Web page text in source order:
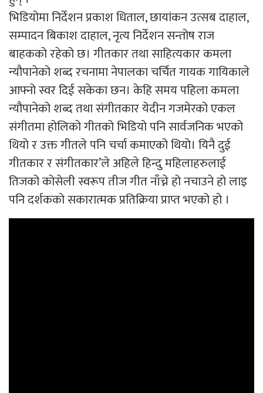
भिडियोमा निर्देशन प्रकाश धिताल, छायांकन उत्सब दाहाल,
सम्पादन बिकाश दाहाल, नृत्य निर्देशन सन्तोष राज
बाहकको रहेको छ। गीतकार तथा साहित्यकार कमला
न्यौपानेको शब्द रचनामा नेपालका चर्चित गायक गायिकाले
आफ्नो स्वर दिई सकेका छन। केहि समय पहिला कमला
न्यौपानेको शब्द तथा संगीतकार येदीन गजमेरको एकल
संगीतमा होलिको गीतको भिडियो पनि सार्वजनिक भएको
थियो र उक्त गीतले पनि चर्चा कमाएको थियो। यिनै दुई
गीतकार र संगीतकार’ले अहिले हिन्दु महिलाहरुलाई
तिजको कोसेली स्वरूप तीज गीत नाँच्ने हो नचाउने हो लाइ
पनि दर्शकको सकारात्मक प्रतिक्रिया प्राप्त भएको हो ।